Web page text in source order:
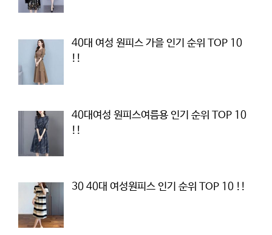
40대 여성 원피스 가을 인기 순위 TOP 10
!!
40대여성 원피스여름용 인기 순위 TOP 10
!!
30 40대 여성원피스 인기 순위 TOP 10 !!